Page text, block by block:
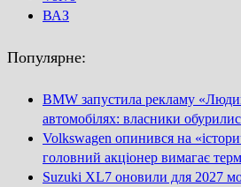
ВАЗ
Популярне:
BMW запустила рекламу
автомобілях: власники
Volkswagen опинився на
головний акціонер вимагає
Suzuki XL7 оновили для 2027